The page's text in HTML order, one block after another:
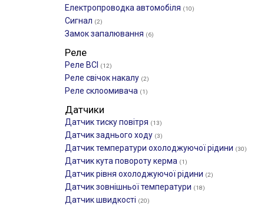
Електропроводка автомобіля (10)
Сигнал (2)
Замок запалювання (6)
Реле
Реле ВСІ (12)
Реле свічок накалу (2)
Реле склоомивача (1)
Датчики
Датчик тиску повітря (13)
Датчик заднього ходу (3)
Датчик температури охолоджуючої рідини (30)
Датчик кута повороту керма (1)
Датчик рівня охолоджуючої рідини (2)
Датчик зовнішньої температури (18)
Датчик швидкості (20)